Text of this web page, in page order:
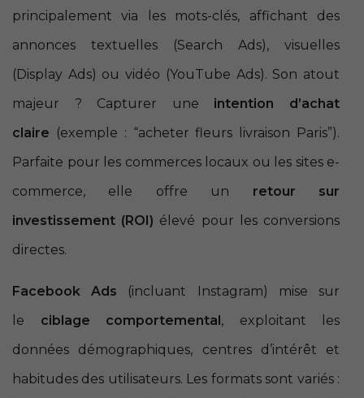
principalement via les mots-clés, affichant des
annonces textuelles (Search Ads), visuelles
(Display Ads) ou vidéo (YouTube Ads). Son atout
majeur ? Capturer une intention d’achat
claire (exemple : “acheter fleurs livraison Paris”).
Parfaite pour les commerces locaux ou les sites e-
commerce, elle offre un retour sur
investissement (ROI) élevé pour les conversions
directes.
Facebook Ads (incluant Instagram) mise sur
le ciblage comportemental, exploitant les
données démographiques, centres d’intérêt et
habitudes des utilisateurs. Les formats sont variés :